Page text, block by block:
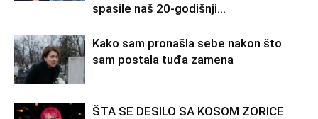
spasile naš 20-godišnji...
Kako sam pronašla sebe nakon što
sam postala tuđa zamena
ŠTA SE DESILO SA KOSOM ZORICE